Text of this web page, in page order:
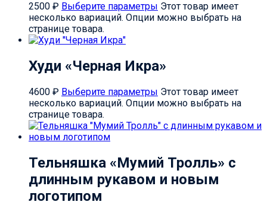
2500 ₽ Выберите параметры Этот товар имеет
несколько вариаций. Опции можно выбрать на
странице товара.
Худи «Черная Икра»
4600 ₽ Выберите параметры Этот товар имеет
несколько вариаций. Опции можно выбрать на
странице товара.
Тельняшка «Мумий Тролль» с
длинным рукавом и новым
логотипом